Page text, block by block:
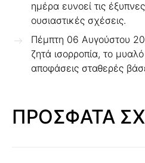
ημέρα ευνοεί τις
ουσιαστικές σχέσεις.
Πέμπτη 06 Αυγούστου
ζητά ισορροπία, το
αποφάσεις σταθερές
ΠΡΟΣΦΑΤΑ